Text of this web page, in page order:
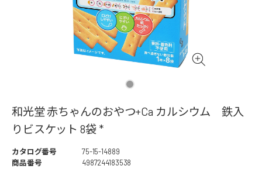
和光堂 赤ちゃんのおやつ+Ca カルシウム 鉄入
りビスケット 8袋 *
カタログ番号
75-15-14889
商品番号
4987244183538